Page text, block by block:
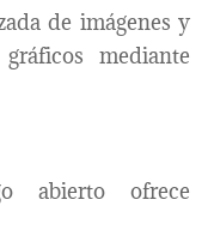
de imágenes y
mediante
abierto ofrece